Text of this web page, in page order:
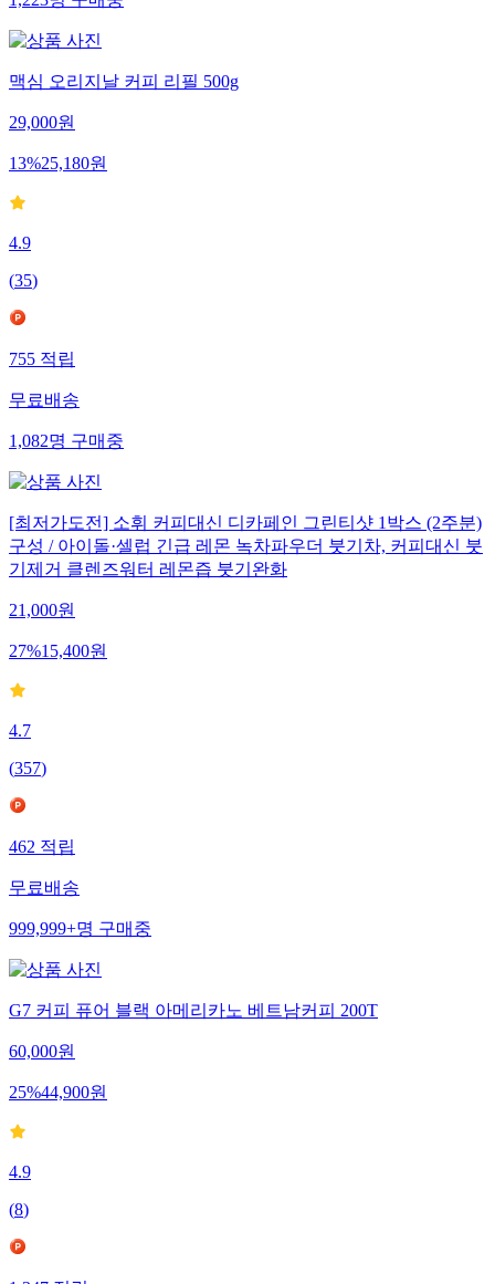
1,223명구매중
맥심 오리지날 커피 리필 500g
29,000원
13%25,180원
4.9
(35)
755적립
무료배송
1,082명구매중
[최저가도전] 소휘 커피대신 디카페인 그린티샷 1박스 (2주분)
구성 / 아이돌·셀럽 긴급 레몬 녹차파우더 붓기차, 커피대신 붓
기제거 클렌즈워터 레몬즙 붓기완화
21,000원
27%15,400원
4.7
(357)
462적립
무료배송
999,999+명구매중
G7 커피 퓨어 블랙 아메리카노 베트남커피 200T
60,000원
25%44,900원
4.9
(8)